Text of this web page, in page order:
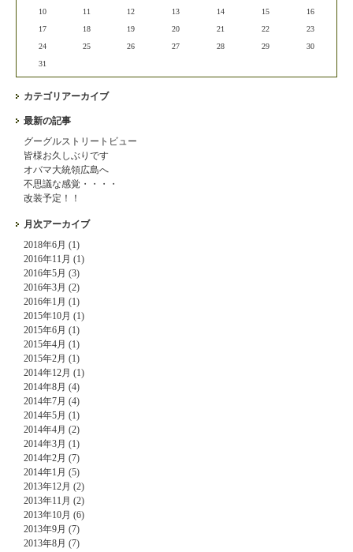
10
11 12 13 14 15
16
17
18 19 20 21 22
23
24
25 26 27 28 29
30
31
カテゴリアーカイブ
最新の記事
グーグルストリートビュー
皆様お久しぶりです
オバマ大統領広島へ
不思議な感覚・・・・
改装予定！！
月次アーカイブ
2018年6月 (1)
2016年11月 (1)
2016年5月 (3)
2016年3月 (2)
2016年1月 (1)
2015年10月 (1)
2015年6月 (1)
2015年4月 (1)
2015年2月 (1)
2014年12月 (1)
2014年8月 (4)
2014年7月 (4)
2014年5月 (1)
2014年4月 (2)
2014年3月 (1)
2014年2月 (7)
2014年1月 (5)
2013年12月 (2)
2013年11月 (2)
2013年10月 (6)
2013年9月 (7)
2013年8月 (7)